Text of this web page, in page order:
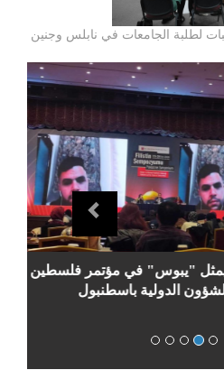
لطلبة الجامعات في نابلس وجنين
في مؤتمر فلسطين الثاني
بالدوحة